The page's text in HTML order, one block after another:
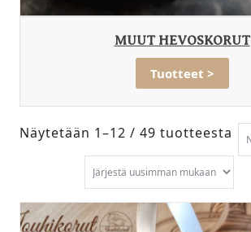
MUUT HEVOSKORUT
Tuotteet >
Näytetään 1–12 / 49 tuotteesta